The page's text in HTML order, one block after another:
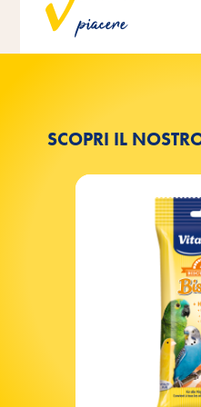
piacere
coloranti, aromi o
SCOPRI IL